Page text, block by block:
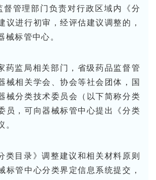
督管理部门负责对行政区域内《分
议进行初审，经评估建议调整的，
械标管中心。
药监局相关部门，省级药品监督管
械相关学会、协会等社会团体，国
械分类技术委员会（以下简称分类
员，可向器械标管中心提出《分类
。
类目录》调整建议和相关材料原则
标管中心分类界定信息系统提交，